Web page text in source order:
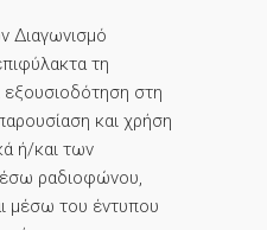
Διαγωνισμό
τη
στη
και χρήση
ή/και των
ραδιοφώνου,
μέσω του έντυπου